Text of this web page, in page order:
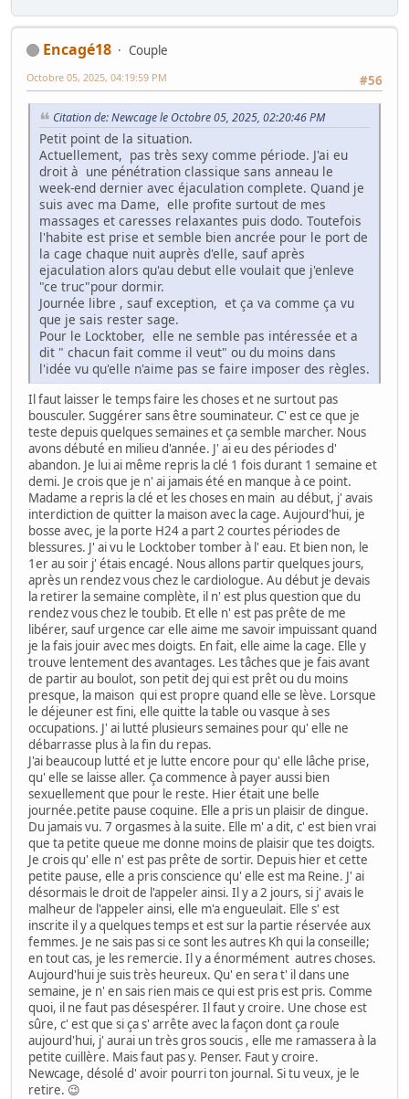
Encagé18
Couple
#56
Octobre 05, 2025, 04:19:59 PM
Citation de: Newcage le Octobre 05, 2025, 02:20:46 PM
Petit point de la situation.
Actuellement, pas très sexy comme période. J'ai eu
droit à une pénétration classique sans anneau le
week-end dernier avec éjaculation complete. Quand je
suis avec ma Dame, elle profite surtout de mes
massages et caresses relaxantes puis dodo. Toutefois
l'habite est prise et semble bien ancrée pour le port de
la cage chaque nuit auprès d'elle, sauf après
ejaculation alors qu'au debut elle voulait que j'enleve
"ce truc"pour dormir.
Journée libre , sauf exception, et ça va comme ça vu
que je sais rester sage.
Pour le Locktober, elle ne semble pas intéressée et a
dit " chacun fait comme il veut" ou du moins dans
l'idée vu qu'elle n'aime pas se faire imposer des règles.
Il faut laisser le temps faire les choses et ne surtout pas
bousculer. Suggérer sans être souminateur. C' est ce que je
teste depuis quelques semaines et ça semble marcher. Nous
avons débuté en milieu d'année. J' ai eu des périodes d'
abandon. Je lui ai même repris la clé 1 fois durant 1 semaine et
demi. Je crois que je n' ai jamais été en manque à ce point.
Madame a repris la clé et les choses en main au début, j' avais
interdiction de quitter la maison avec la cage. Aujourd'hui, je
bosse avec, je la porte H24 a part 2 courtes périodes de
blessures. J' ai vu le Locktober tomber à l' eau. Et bien non, le
1er au soir j' étais encagé. Nous allons partir quelques jours,
après un rendez vous chez le cardiologue. Au début je devais
la retirer la semaine complète, il n' est plus question que du
rendez vous chez le toubib. Et elle n' est pas prête de me
libérer, sauf urgence car elle aime me savoir impuissant quand
je la fais jouir avec mes doigts. En fait, elle aime la cage. Elle y
trouve lentement des avantages. Les tâches que je fais avant
de partir au boulot, son petit dej qui est prêt ou du moins
presque, la maison qui est propre quand elle se lève. Lorsque
le déjeuner est fini, elle quitte la table ou vasque à ses
occupations. J' ai lutté plusieurs semaines pour qu' elle ne
débarrasse plus à la fin du repas.
J'ai beaucoup lutté et je lutte encore pour qu' elle lâche prise,
qu' elle se laisse aller. Ça commence à payer aussi bien
sexuellement que pour le reste. Hier était une belle
journée.petite pause coquine. Elle a pris un plaisir de dingue.
Du jamais vu. 7 orgasmes à la suite. Elle m' a dit, c' est bien vrai
que ta petite queue me donne moins de plaisir que tes doigts.
Je crois qu' elle n' est pas prête de sortir. Depuis hier et cette
petite pause, elle a pris conscience qu' elle est ma Reine. J' ai
désormais le droit de l'appeler ainsi. Il y a 2 jours, si j' avais le
malheur de l'appeler ainsi, elle m'a engueulait. Elle s' est
inscrite il y a quelques temps et est sur la partie réservée aux
femmes. Je ne sais pas si ce sont les autres Kh qui la conseille;
en tout cas, je les remercie. Il y a énormément autres choses.
Aujourd'hui je suis très heureux. Qu' en sera t' il dans une
semaine, je n' en sais rien mais ce qui est pris est pris. Comme
quoi, il ne faut pas désespérer. Il faut y croire. Une chose est
sûre, c' est que si ça s' arrête avec la façon dont ça roule
aujourd'hui, j' aurai un très gros soucis , elle me ramassera à la
petite cuillère. Mais faut pas y. Penser. Faut y croire.
Newcage, désolé d' avoir pourri ton journal. Si tu veux, je le
retire. 😉